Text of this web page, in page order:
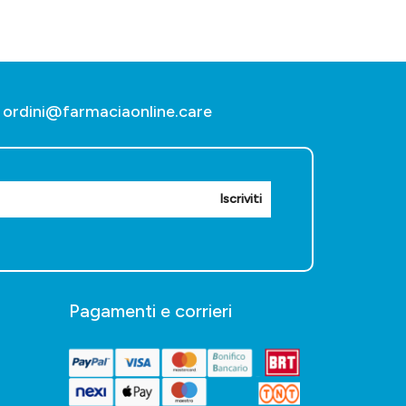
ordini@farmaciaonline.care
Iscriviti
Pagamenti e corrieri